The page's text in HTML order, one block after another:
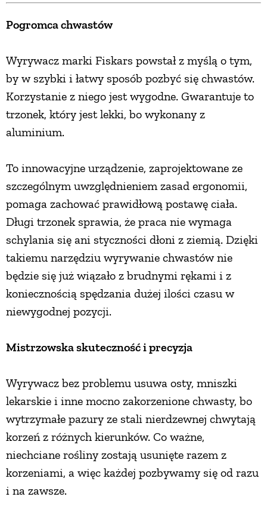
Pogromca chwastów
Wyrywacz marki Fiskars powstał z myślą o tym,
by w szybki i łatwy sposób pozbyć się chwastów.
Korzystanie z niego jest wygodne. Gwarantuje to
trzonek, który jest lekki, bo wykonany z
aluminium.
To innowacyjne urządzenie, zaprojektowane ze
szczególnym uwzględnieniem zasad ergonomii,
pomaga zachować prawidłową postawę ciała.
Długi trzonek sprawia, że praca nie wymaga
schylania się ani styczności dłoni z ziemią. Dzięki
takiemu narzędziu wyrywanie chwastów nie
będzie się już wiązało z brudnymi rękami i z
koniecznością spędzania dużej ilości czasu w
niewygodnej pozycji.
Mistrzowska skuteczność i precyzja
Wyrywacz bez problemu usuwa osty, mniszki
lekarskie i inne mocno zakorzenione chwasty, bo
wytrzymałe pazury ze stali nierdzewnej chwytają
korzeń z różnych kierunków. Co ważne,
niechciane rośliny zostają usunięte razem z
korzeniami, a więc każdej pozbywamy się od razu
i na zawsze.